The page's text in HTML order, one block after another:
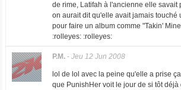
de rime, Latifah à l'ancienne elle savait
on aurait dit qu'elle avait jamais touché
pour faire un album comme "Takin'
:rolleyes: :rolleyes:
P.M.- Jeu 12 Jun 2008
lol de lol avec la peine qu'elle a prise
que PunishHer voit le jour de si tôt déjà